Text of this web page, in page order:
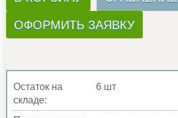
ОФОРМИТЬ ЗАЯВКУ
Остаток на
складе:
6 шт